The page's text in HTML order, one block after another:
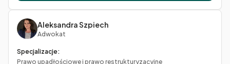
Aleksandra Szpiech
Adwokat
Specjalizacje:
Prawo upadłościowe i prawo restrukturyzacyjne